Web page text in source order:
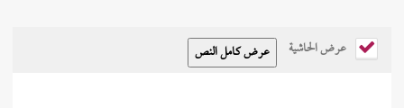
عرض الحاشية